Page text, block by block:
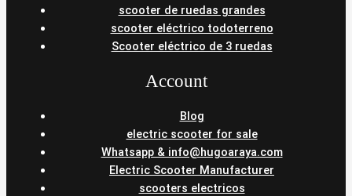
scooter de ruedas grandes
scooter eléctrico todoterreno
Scooter eléctrico de 3 ruedas
Account
Blog
electric scooter for sale
Whatsapp & info@hugoaraya.com
Electric Scooter Manufacturer
scooters electricos